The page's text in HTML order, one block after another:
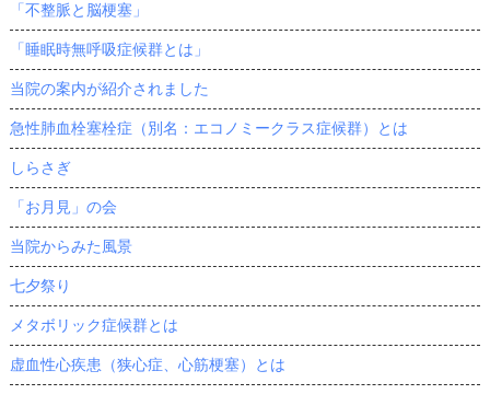
「不整脈と脳梗塞」
「睡眠時無呼吸症候群とは」
当院の案内が紹介されました
急性肺血栓塞栓症（別名：エコノミークラス症候群）とは
しらさぎ
「お月見」の会
当院からみた風景
七夕祭り
メタボリック症候群とは
虚血性心疾患（狭心症、心筋梗塞）とは